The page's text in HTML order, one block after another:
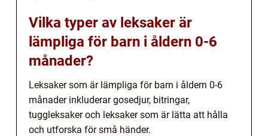
Vilka typer av leksaker är
lämpliga för barn i åldern 0-6
månader?
Leksaker som är lämpliga för barn i åldern 0-6
månader inkluderar gosedjur, bitringar,
tuggleksaker och leksaker som är lätta att hålla
och utforska för små händer.